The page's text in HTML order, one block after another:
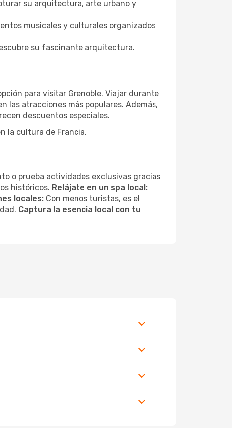
su arquitectura, arte urbano y
musicales y culturales organizados
su fascinante arquitectura.
para visitar Grenoble. Viajar durante
las atracciones más populares. Además,
descuentos especiales.
la cultura de Francia.
o prueba actividades exclusivas gracias
históricos. Relájate en un spa local:
locales: Con menos turistas, es el
Captura la esencia local con tu